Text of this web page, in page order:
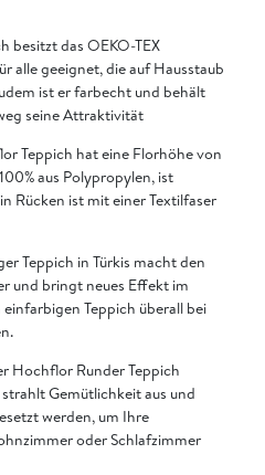
besitzt das OEKO-TEX
alle geeignet, die auf Hausstaub
ist er farbecht und behält
seine Attraktivität
Teppich hat eine Florhöhe von
aus Polypropylen, ist
Rücken ist mit einer Textilfaser
Teppich in Türkis macht den
und bringt neues Effekt im
einfarbigen Teppich überall bei
Hochflor Runder Teppich
Gemütlichkeit aus und
werden, um Ihre
oder Schlafzimmer